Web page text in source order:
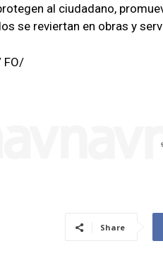
al ciudadano,
se reviertan en obras y
FO/
Share